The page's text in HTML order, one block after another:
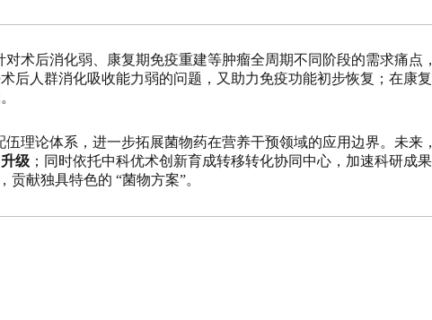
术后消化弱、康复期免疫重建等肿瘤全周期不同阶段的需求痛
后人群消化吸收能力弱的问题，又助力免疫功能初步恢复；在康
理论体系，进一步拓展菌物药在营养干预领域的应用边界。未
级 ；同时依托中科优术创新育成转移转化协同中心，加速科研成
贡献独具特色的 “菌物方案”。